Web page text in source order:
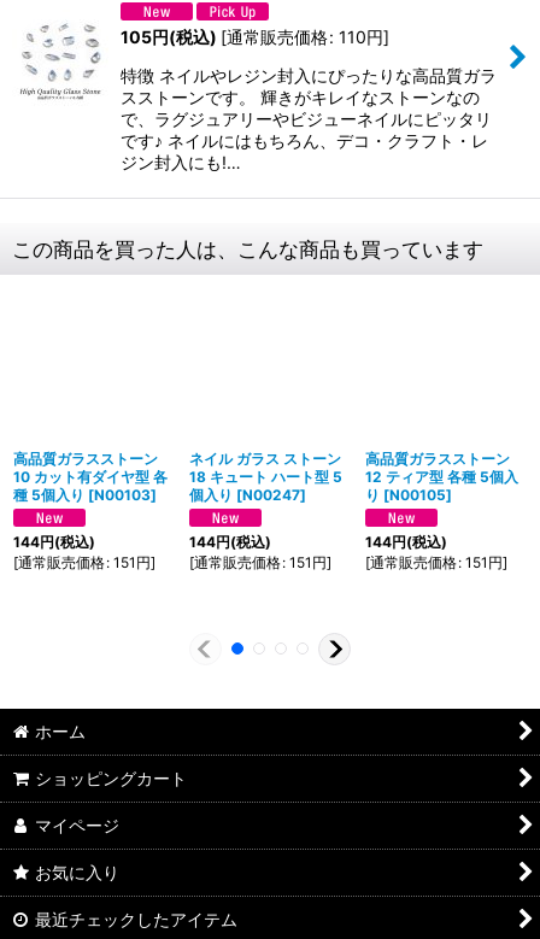
105円(税込) [通常販売価格: 110円]
特徴 ネイルやレジン封入にぴったりな高品質ガラ
スストーンです。 輝きがキレイなストーンなの
で、ラグジュアリーやビジューネイルにピッタリ
です♪ ネイルにはもちろん、デコ・クラフト・レ
ジン封入にも!…
この商品を買った人は、こんな商品も買っています
高品質ガラスストーン
10 カット有ダイヤ型 各
種 5個入り [N00103]
144円(税込)
[通常販売価格: 151 円]
ネイル ガラス ストーン
18 キュート ハート型 5
個入り [N00247]
144円(税込)
[通常販売価格: 151 円]
高品質ガラスストーン
12 ティア型 各種 5個入
り [N00105]
144円(税込)
[通常販売価格: 151 円]
ホーム
ショッピングカート
マイページ
お気に入り
最近チェックしたアイテム